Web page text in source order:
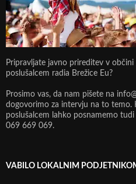
Pripravljate javno prireditev v
poslušalcem radia Brežice Eu?
Prosimo vas, da nam pišete na
dogovorimo za intervju na to temo.
poslušalcem lahko posnamemo
069 669 069.
VABILO LOKALNIM